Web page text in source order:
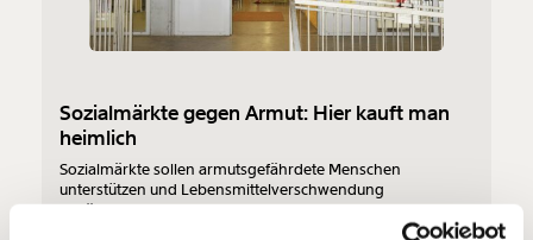
Netz. Unabhängig und werbefrei. Und das wird auch
so bleiben. Kämpf’ mit uns für den Fortschritt und
Du überweist lieber direkt?
Hier unsere IBAN: AT34 4300 0498 0007 6017
Kontoinhaber: Momentum Institut - Verein für
sozialen Fortschritt
Sozialmärkte gegen Armut: Hier kauft man
heimlich
Sozialmärkte sollen armutsgefährdete Menschen
unterstützen und Lebensmittelverschwendung
bekämpfen. Ein Mittel im Kampf gegen Armut sind sie aber